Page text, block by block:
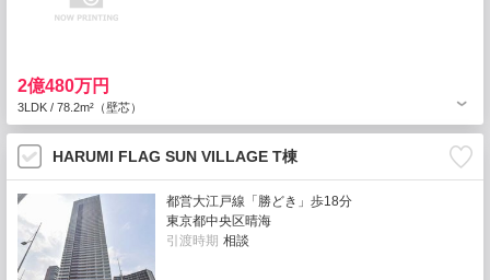
2億480万円
3LDK / 78.2m²（壁芯）
HARUMI FLAG SUN VILLAGE T棟
都営大江戸線「勝どき」歩18分
東京都中央区晴海
引渡時期 相談